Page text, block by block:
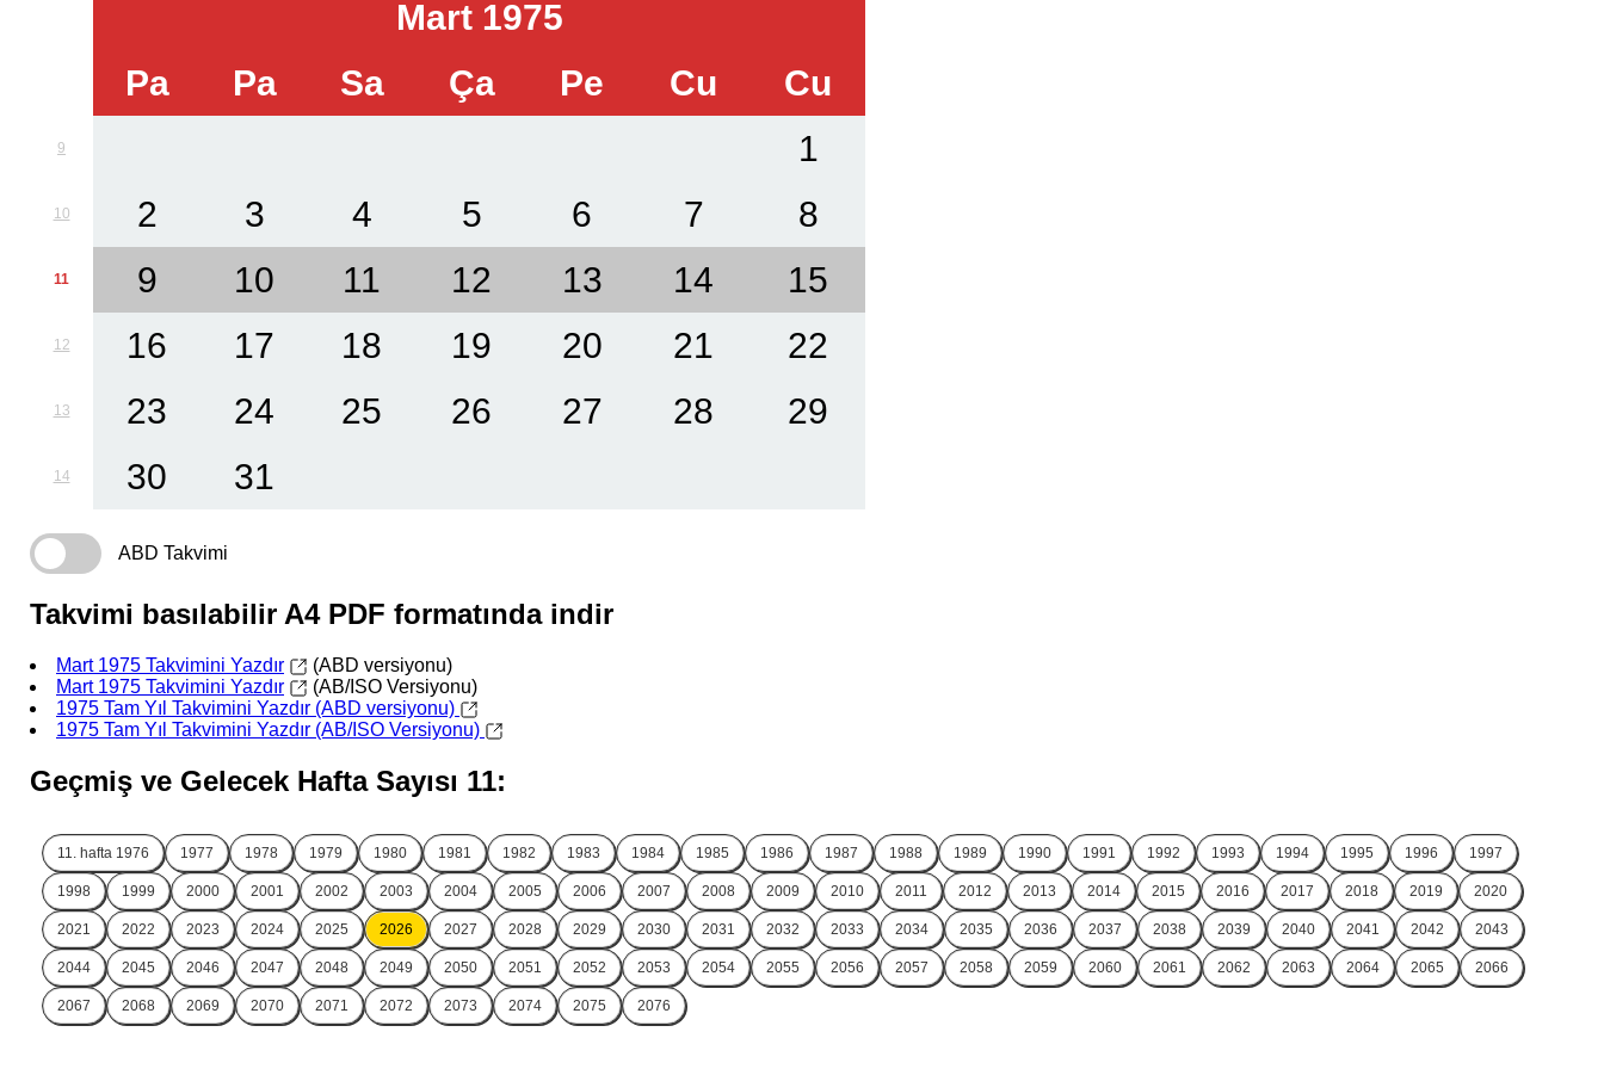
Mart 1975
Pa
Pa Sa Ça Pe Cu Cu
9 1
10 2 3 4 5 6 7 8
11 9 10 11 12 13 14 15
12 16 17 18 19 20 21 22
13 23 24 25 26 27 28 29
14 30 31
ABD Takvimi
Takvimi basılabilir A4 PDF formatında indir
Mart 1975 Takvimini Yazdır
(ABD versiyonu)
Mart 1975 Takvimini Yazdır
(AB/ISO Versiyonu)
1975 Tam Yıl Takvimini Yazdır (ABD versiyonu)
1975 Tam Yıl Takvimini Yazdır (AB/ISO Versiyonu)
Geçmiş ve Gelecek Hafta Sayısı 11:
11. hafta 1976 1977 1978 1979 1980 1981 1982 1983 1984 1985 1986 1987 1988 1989 1990 1991 1992 1993 1994 1995 1996 1997
1998 1999 2000 2001 2002 2003 2004 2005 2006 2007 2008 2009 2010 2011 2012 2013 2014 2015 2016 2017 2018 2019 2020
2021 2022 2023 2024 2025 2026 2027 2028 2029 2030 2031 2032 2033 2034 2035 2036 2037 2038 2039 2040 2041 2042 2043
2044 2045 2046 2047 2048 2049 2050 2051 2052 2053 2054 2055 2056 2057 2058 2059 2060 2061 2062 2063 2064 2065 2066
2067 2068 2069 2070 2071 2072 2073 2074 2075 2076